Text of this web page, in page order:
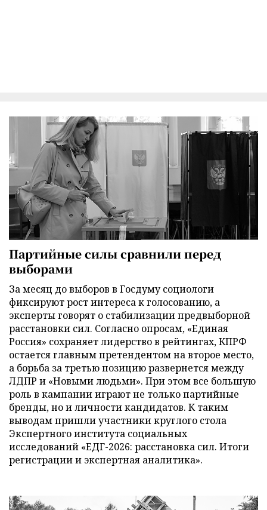
Партийные силы сравнили перед
выборами
За месяц до выборов в Госдуму социологи
фиксируют рост интереса к голосованию, а
эксперты говорят о стабилизации предвыборной
расстановки сил. Согласно опросам, «Единая
Россия» сохраняет лидерство в рейтингах, КПРФ
остается главным претендентом на второе место,
а борьба за третью позицию развернется между
ЛДПР и «Новыми людьми». При этом все большую
роль в кампании играют не только партийные
бренды, но и личности кандидатов. К таким
выводам пришли участники круглого стола
Экспертного института социальных
исследований «ЕДГ-2026: расстановка сил. Итоги
регистрации и экспертная аналитика».